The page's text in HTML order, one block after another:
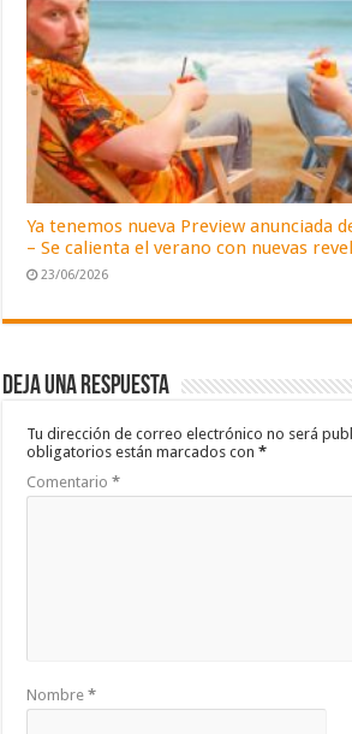
Ya tenemos nueva Preview anunciada
– Se calienta el verano con nuevas
23/06/2026
Deja una respuesta
Tu dirección de correo electrónico no será
obligatorios están marcados con*
Comentario*
Nombre*